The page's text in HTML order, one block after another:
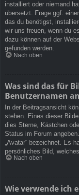
installiert oder niemand
übersetzt. Frage ggf.
das du benötigst,
wir uns freuen, wenn du
dazu können auf der
gefunden werden.
Nach oben
Was sind das für
Benutzernamen
In der Beitragsansicht
stehen. Eines dieser
dies Sterne, Kästchen
Status im Forum
„Avatar“ bezeichnet. Es
persönliches Bild,
Nach oben
Wie verwende ich